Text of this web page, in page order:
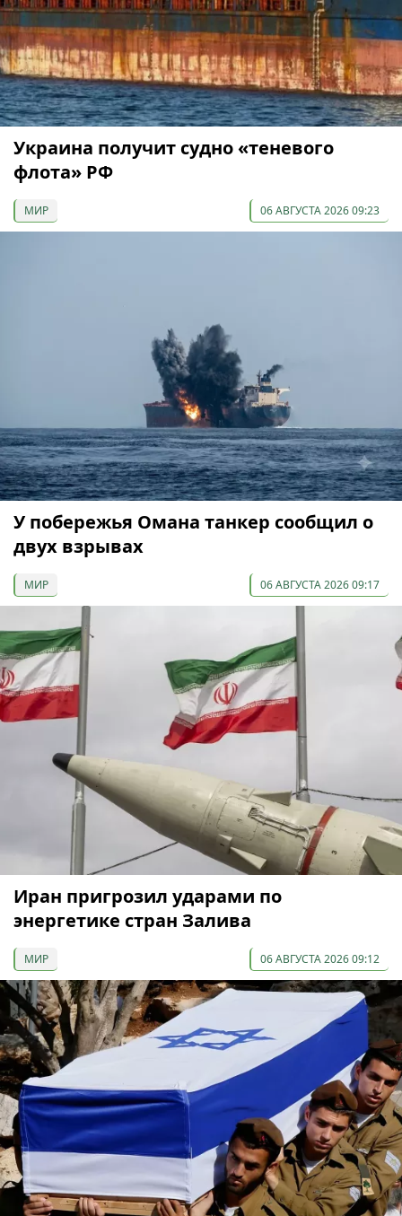
Украина получит судно «теневого
флота» РФ
МИР 06 АВГУСТА 2026 09:23
У побережья Омана танкер сообщил о
двух взрывах
МИР 06 АВГУСТА 2026 09:17
Иран пригрозил ударами по
энергетике стран Залива
МИР 06 АВГУСТА 2026 09:12